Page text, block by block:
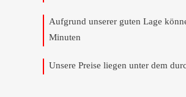
Aufgrund unserer guten Lage
Minuten
Unsere Preise liegen unter dem